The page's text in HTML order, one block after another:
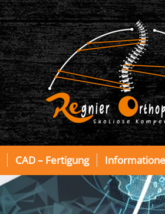
CAD – Fertigung